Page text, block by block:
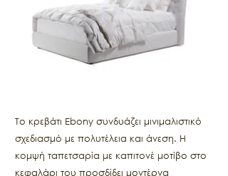
Το κρεβάτι Ebony συνδυάζει μινιμαλιστικό
σχεδιασμό με πολυτέλεια και άνεση. Η
κομψή ταπετσαρία με καπιτονέ μοτίβο στο
κεφαλάρι του προσδίδει μοντέρνα